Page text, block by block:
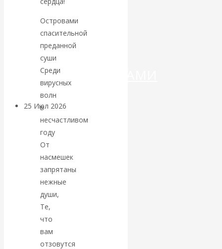
ДЕНЕГ»: КИТАЙ
ВЕДЁТ БОРЬБУ
КРИПТОВАЛЮТАМИ
25 Июл 2026
Валентин
КАтасонов.
Может ли
Америка
покинуть НАТО?
Островами
спасительной
преданной
суши
Среди
вирусных
волн
в
несчастливом
году
От
насмешек
запрятаны
нежные
души,
Те,
что
вам
отзовутся